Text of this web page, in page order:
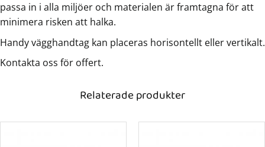
passa in i alla miljöer och materialen är framtagna för att
minimera risken att halka.
Handy vägghandtag kan placeras horisontellt eller vertikalt.
Kontakta oss för offert.
Relaterade produkter